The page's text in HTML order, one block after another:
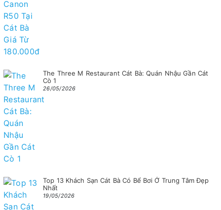
The Three M Restaurant Cát Bà: Quán Nhậu Gần Cát
Cò 1
26/05/2026
Top 13 Khách Sạn Cát Bà Có Bể Bơi Ở Trung Tâm Đẹp
Nhất
19/05/2026